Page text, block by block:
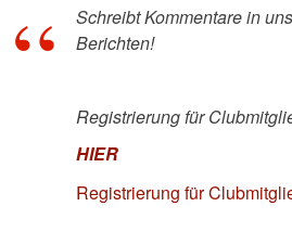
Schreibt Kommentare in
Berichten!
Registrierung für
HIER
Registrierung für